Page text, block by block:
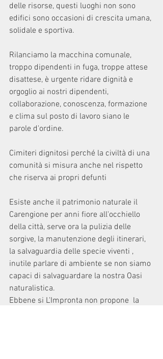
delle risorse, questi luoghi non sono
edifici sono occasioni di crescita umana,
solidale e sportiva.
Rilanciamo la macchina comunale,
troppo dipendenti in fuga, troppe attese
disattese, è urgente ridare dignità e
orgoglio ai nostri dipendenti,
collaborazione, conoscenza, formazione
e clima sul posto di lavoro siano le
parole d'ordine.
Cimiteri dignitosi perché la civiltà di una
comunità si misura anche nel rispetto
che riserva ai propri defunti
Esiste anche il patrimonio naturale il
Carengione per anni fiore all'occhiello
della città, serve ora la pulizia delle
sorgive, la manutenzione degli itinerari,
la salvaguardia delle specie viventi ,
inutile parlare di ambiente se non siamo
capaci di salvaguardare la nostra Oasi
naturalistica.
Ebbene si L'Impronta non propone  la